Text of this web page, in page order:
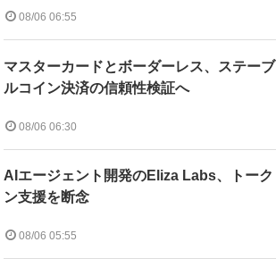
08/06 06:55
マスターカードとボーダーレス、ステーブ
ルコイン決済の信頼性検証へ
08/06 06:30
AIエージェント開発のEliza Labs、トーク
ン支援を断念
08/06 05:55